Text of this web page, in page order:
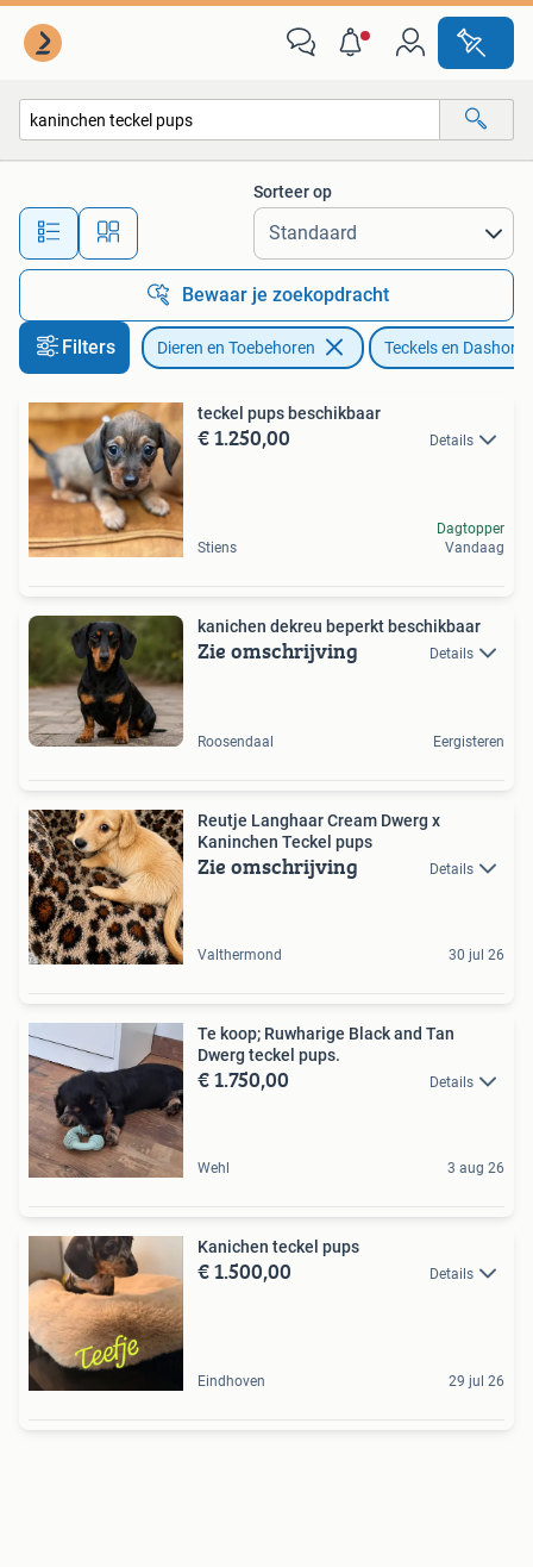
Alle afstanden…
Sorteer op
Bewaar je zoekopdracht
Filters Dieren en Toebehoren Teckels en
teckel pups beschikbaar
€ 1.250,00 Details
Stiens
Dagtopper
Vandaag
kanichen dekreu beperkt beschikbaar
Zie omschrijving Details
Roosendaal Eergisteren
Reutje Langhaar Cream Dwerg x
Kaninchen Teckel pups
Zie omschrijving Details
Valthermond 30 jul 26
Te koop; Ruwharige Black and Tan
Dwerg teckel pups.
€ 1.750,00 Details
Wehl 3 aug 26
Kanichen teckel pups
€ 1.500,00 Details
Eindhoven 29 jul 26